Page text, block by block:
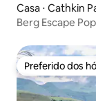
Casa ⋅ Cathkin
Berg Escape
Preferido dos
Preferido dos